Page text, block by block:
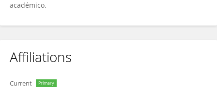
académico.
Affiliations
Current Primary